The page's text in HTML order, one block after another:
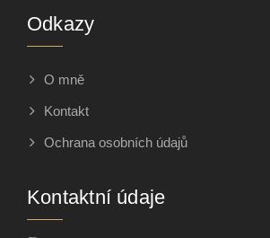
Odkazy
O mně
Kontakt
Ochrana osobních údajů
Kontaktní údaje